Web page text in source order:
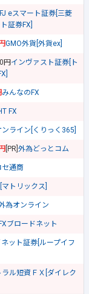
eスマート証券[三菱
証券FX]
GMO外貨[外貨ex]
円 インヴァスト証券[ト
みんなのFX
FX
ンライン[くりっく365]
[PR] 外為どっとコム
セ通商
マトリックス]
為オンライン
FXブロードネット
ネット証券[ループイフ
ラル短資ＦＸ[ダイレク